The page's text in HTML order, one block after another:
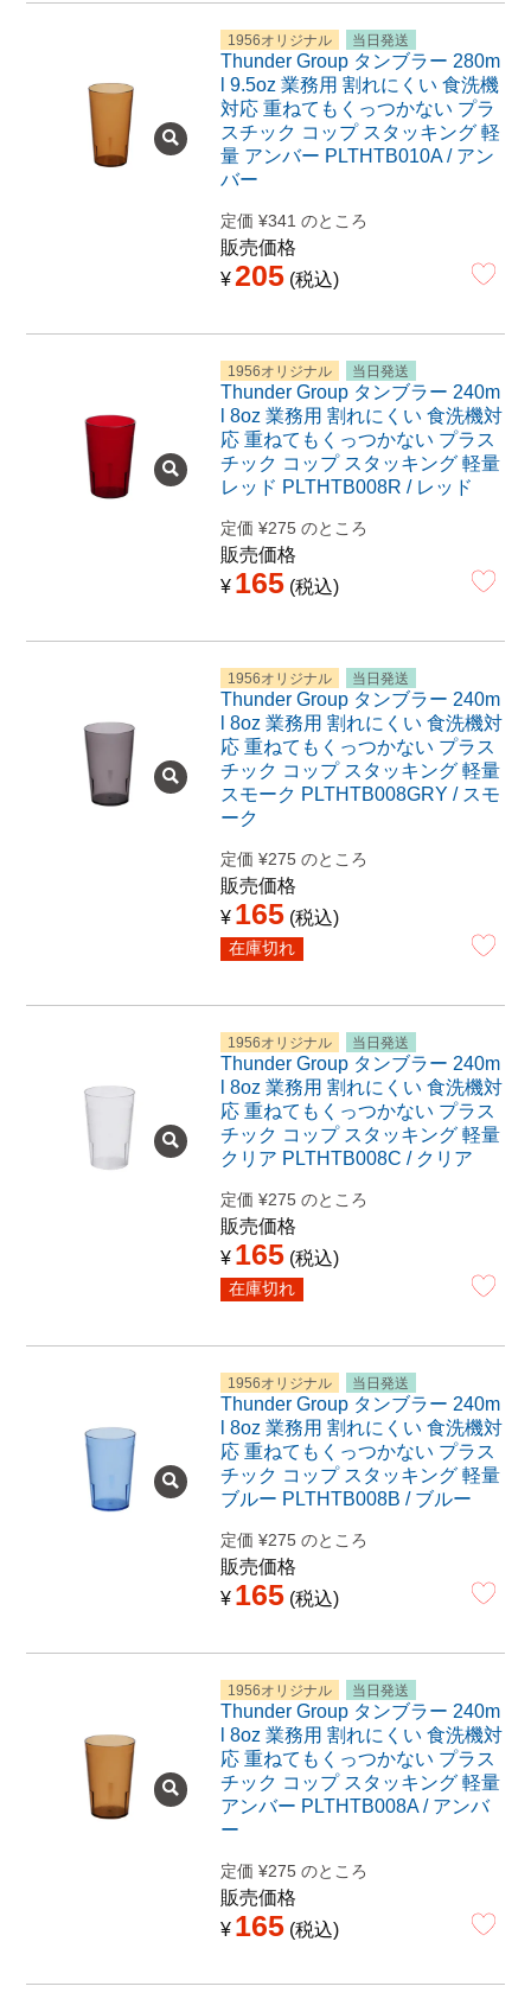
1956オリジナル 当日発送
Thunder Group タンブラー 280m
l 9.5oz 業務用 割れにくい 食洗機
対応 重ねてもくっつかない プラ
スチック コップ スタッキング 軽
量 アンバー PLTHTB010A / アン
バー
定価 ¥341 のところ
販売価格
¥205 税込
1956オリジナル 当日発送
Thunder Group タンブラー 240m
l 8oz 業務用 割れにくい 食洗機対
応 重ねてもくっつかない プラス
チック コップ スタッキング 軽量
レッド PLTHTB008R / レッド
定価 ¥275 のところ
販売価格
¥ 165 税込
1956オリジナル 当日発送
Thunder Group タンブラー 240m
l 8oz 業務用 割れにくい 食洗機対
応 重ねてもくっつかない プラス
チック コップ スタッキング 軽量
スモーク PLTHTB008GRY / スモ
ーク
定価 ¥275 のところ
販売価格
¥ 165 税込
在庫切れ
1956オリジナル 当日発送
Thunder Group タンブラー 240m
l 8oz 業務用 割れにくい 食洗機対
応 重ねてもくっつかない プラス
チック コップ スタッキング 軽量
クリア PLTHTB008C / クリア
定価 ¥275 のところ
販売価格
¥ 165 税込
在庫切れ
1956オリジナル 当日発送
Thunder Group タンブラー 240m
l 8oz 業務用 割れにくい 食洗機対
応 重ねてもくっつかない プラス
チック コップ スタッキング 軽量
ブルー PLTHTB008B / ブルー
定価 ¥275 のところ
販売価格
¥ 165 税込
1956オリジナル 当日発送
Thunder Group タンブラー 240m
l 8oz 業務用 割れにくい 食洗機対
応 重ねてもくっつかない プラス
チック コップ スタッキング 軽量
アンバー PLTHTB008A / アンバ
ー
定価 ¥275 のところ
販売価格
¥ 165 税込